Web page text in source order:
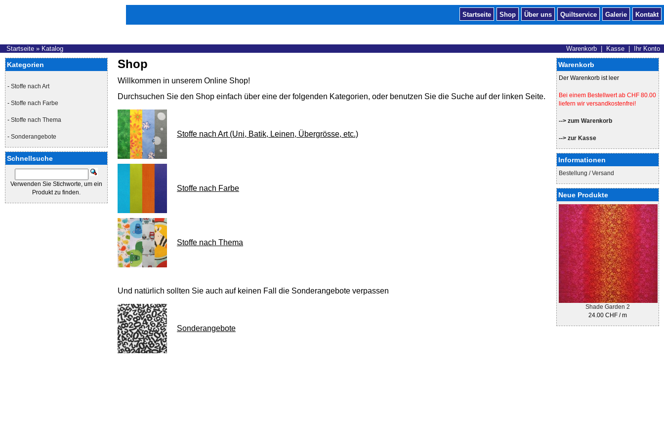
Startseite Shop Über uns Quiltservice Galerie Kontakt
Startseite » Katalog Warenkorb Kasse Ihr Konto
Kategorien
- Stoffe nach Art
- Stoffe nach Farbe
- Stoffe nach Thema
- Sonderangebote
Schnellsuche
Verwenden Sie Stichworte, um ein
Produkt zu finden.
Warenkorb
Der Warenkorb ist leer
Bei einem Bestellwert ab CHF 80.00
liefern wir versandkostenfrei!
--> zum Warenkorb
--> zur Kasse
Informationen
Bestellung / Versand
Neue Produkte
Shade Garden 2
24.00 CHF / m
Shop
Willkommen in unserem Online Shop!
Durchsuchen Sie den Shop einfach über eine der folgenden Kategorien, oder benutzen Sie die Suche auf der linken Seite.
Stoffe nach Art (Uni, Batik, Leinen, Übergrösse, etc.)
Stoffe nach Farbe
Stoffe nach Thema
Und natürlich sollten Sie auch auf keinen Fall die Sonderangebote verpassen
Sonderangebote